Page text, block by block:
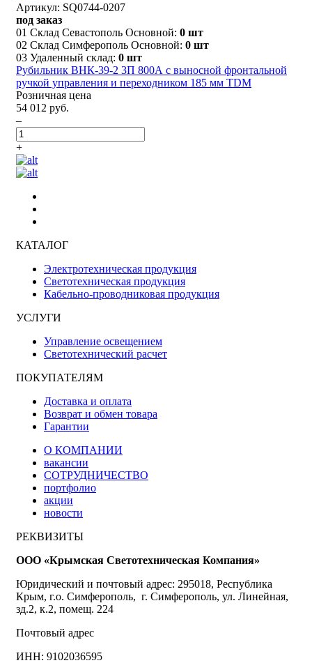
Артикул: SQ0744-0207
под заказ
01 Склад Севастополь Основной: 0 шт
02 Склад Симферополь Основной: 0 шт
03 Удаленный склад: 0 шт
Рубильник ВНК-39-2 3П 800А с выносной фронтальной
ручкой управления и переходником 185 мм TDM
Розничная цена
54 012 руб.
–
+
КАТАЛОГ
Электротехническая продукция
Светотехническая продукция
Кабельно-проводниковая продукция
УСЛУГИ
Управление освещением
Светотехнический расчет
ПОКУПАТЕЛЯМ
Доставка и оплата
Возврат и обмен товара
Гарантии
О КОМПАНИИ
вакансии
СОТРУДНИЧЕСТВО
портфолио
акции
новости
РЕКВИЗИТЫ
ООО «Крымская Светотехническая Компания»
Юридический и почтовый адрес: 295018, Республика
Крым, г.о. Симферополь, г. Симферополь, ул. Линейная,
зд.2, к.2, помещ. 224
Почтовый адрес
ИНН: 9102036595